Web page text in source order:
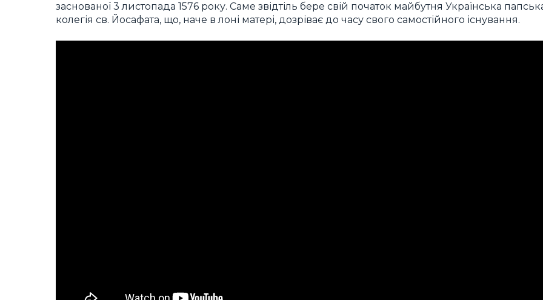
заснованої 3 листопада 1576 року. Саме звідтіль бере свій початок майбутня Українська
колегія св. Йосафата, що, наче в лоні матері, дозріває до часу свого самостійного існування.